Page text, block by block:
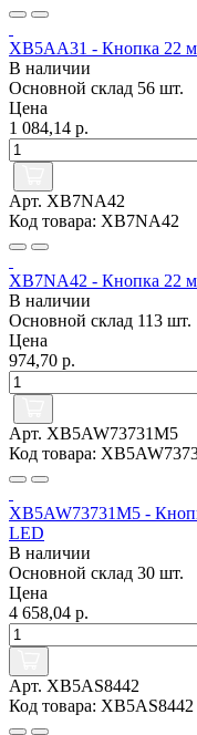
XB5AA31 - Кнопка 22
В наличии
Основной склад 56 шт.
Цена
1 084,14 р.
Арт. XB7NA42
Код товара: XB7NA42
XB7NA42 - Кнопка 22
В наличии
Основной склад 113 шт.
Цена
974,70 р.
Арт. XB5AW73731M5
Код товара:
XB5AW73731M5 -
LED
В наличии
Основной склад 30 шт.
Цена
4 658,04 р.
Арт. XB5AS8442
Код товара: XB5AS8442